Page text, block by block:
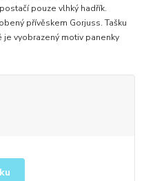
pouze vlhký hadřík.
přívěskem Gorjuss. Tašku
vyobrazený motiv panenky